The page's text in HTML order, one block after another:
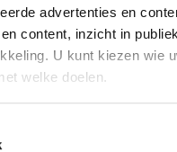
advertenties en
content, inzicht in
U kunt kiezen wie
welke doelen.
verzamelen over uw